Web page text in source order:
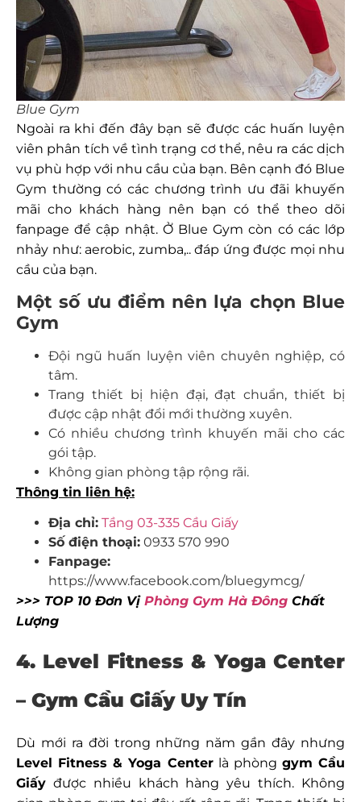
Blue Gym
Ngoài ra khi đến đây bạn sẽ được các huấn luyện
viên phân tích về tình trạng cơ thể, nêu ra các dịch
vụ phù hợp với nhu cầu của bạn. Bên cạnh đó Blue
Gym thường có các chương trình ưu đãi khuyến
mãi cho khách hàng nên bạn có thể theo dõi
fanpage để cập nhật. Ở Blue Gym còn có các lớp
nhảy như: aerobic, zumba,.. đáp ứng được mọi nhu
cầu của bạn.
Một số ưu điểm nên lựa chọn Blue
Gym
Đội ngũ huấn luyện viên chuyên nghiệp, có
tâm.
Trang thiết bị hiện đại, đạt chuẩn, thiết bị
được cập nhật đổi mới thường xuyên.
Có nhiều chương trình khuyến mãi cho các
gói tập.
Không gian phòng tập rộng rãi.
Thông tin liên hệ:
Địa chỉ: Tầng 03-335 Cầu Giấy
Số điện thoại: 0933 570 990
Fanpage:
https://www.facebook.com/bluegymcg/
>>> TOP 10 Đơn Vị Phòng Gym Hà Đông Chất
Lượng
4. Level Fitness & Yoga Center
– Gym Cầu Giấy Uy Tín
Dù mới ra đời trong những năm gần đây nhưng
Level Fitness & Yoga Centerlà phòng gym Cầu
Giấy được nhiều khách hàng yêu thích. Không